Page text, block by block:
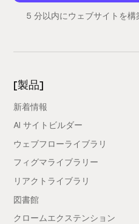
5 分以内にウェブサイトを構
[製品]
新着情報
AI サイトビルダー
ウェブフローライブラリ
フィグマライブラリー
リアクトライブラリ
図書館
クロームエクステンション